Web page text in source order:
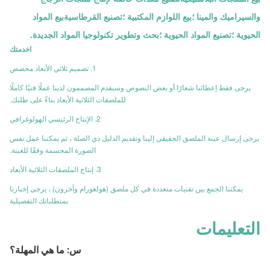
والسيراميك والمينا ؛بيع اللوازم المكتبية ؛تصنيع القرطاسيةبيع المواد
الحيوية ؛تصنيع المواد الحيوية ؛بحث وتطوير تكنولوجيا المواد الجديدة.
اخدمتك
1. تصميم ثلاثي الأبعاد مخصص
يرجى فقط إعطائنا شعارًا أو بعض النصوص وسيقدم المصممون لدينا عملًا فنيًا كاملًا
للملصقات الثلاثية الأبعاد بناءً على طلبك.
2. الإنتاج الرئيسي الهولوغرافي
يرجى إرسال عينة الملصق الحقيقي إلينا وتقديم الدليل ذي الصلة ، ثم يمكننا عمل نفس
الصورة المجسمة وفقًا للعينة.
3. إنتاج الملصقات الثلاثية الأبعاد
يمكننا الجمع بين تقنيات متعددة في كل ملصق (هولغورام وآخرون) ، يرجى إخبارنا
بمتطلباتك التفصيلية
التعليمات
س: ما هي المهلة؟